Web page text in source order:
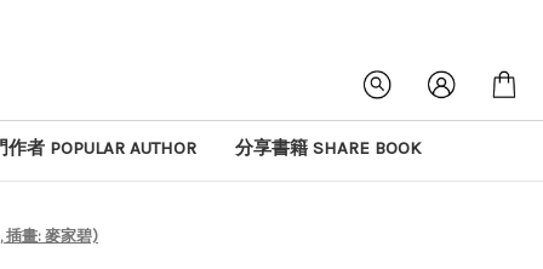
作者 POPULAR AUTHOR 分享書籍 SHARE BOOK
插畫: 麥家碧)